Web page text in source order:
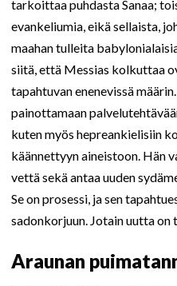
tarkoittaa puhdasta Sanaa;
evankeliumia, eikä sellaista,
maahan tulleita
siitä, että Messias kolkuttaa
tapahtuvan enenevissä
painottamaan
kuten myös hepreankielisiin
käännettyyn aineistoon. Hän
vettä sekä antaa uuden
Se on prosessi, ja sen
sadonkorjuun. Jotain uutta on
Araunan